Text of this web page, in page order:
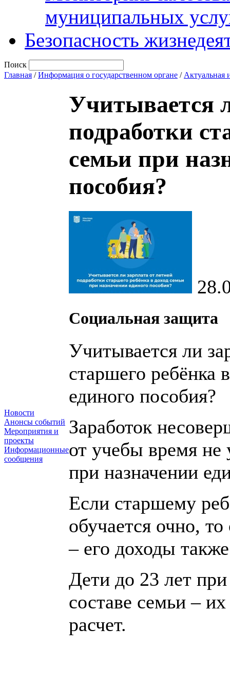
муниципальных
Безопасность
Поиск
Главная /Информация о государственном органе / Актуальная
Новости
Анонсы событий
Мероприятия и
проекты
Информационные
сообщения
Учитывается
подработки
семьи при
пособия?
Социальная защита
Учитывается ли
старшего ребёнка
единого пособия?
Заработок
от учебы время не
при назначении
Если старшему
обучается очно,
– его доходы
Дети до 23 лет
составе семьи –
расчет.